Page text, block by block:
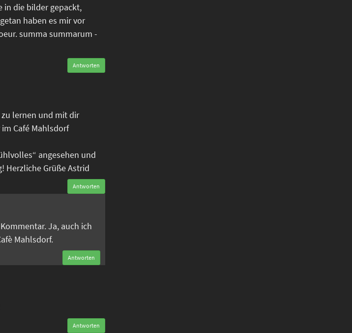
in die bilder gepackt,
haben es mir vor
summa summarum -
Antworten
zu lernen und mit dir
Café Mahlsdorf
angesehen und
Herzliche Grüße Astrid
Antworten
Ja, auch ich
Mahlsdorf.
Antworten
Antworten